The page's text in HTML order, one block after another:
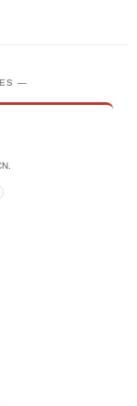
—
para A Tu Ritmo